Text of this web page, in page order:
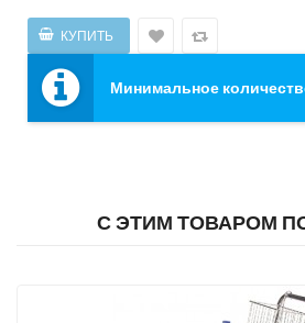
Минимальное
С ЭТИМ ТОВАРОМ